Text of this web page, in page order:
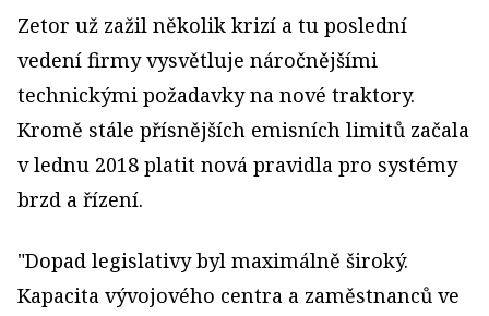
Zetor už zažil několik krizí a tu poslední
vedení firmy vysvětluje náročnějšími
technickými požadavky na nové traktory.
Kromě stále přísnějších emisních limitů začala
v lednu 2018 platit nová pravidla pro systémy
brzd a řízení.
"Dopad legislativy byl maximálně široký.
Kapacita vývojového centra a zaměstnanců ve